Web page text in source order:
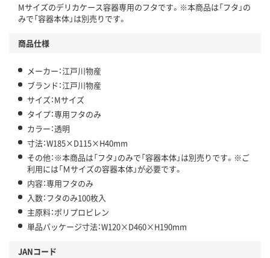
Mサイズのデリカケース容器専用のフタです。※本商品は「フタ」の
みで「容器本体」は別売りです。
商品仕様
メーカー：江戸川物産
ブランド：江戸川物産
サイズ：Mサイズ
タイプ：専用フタのみ
カラー：透明
寸法：W185×D115×H40mm
その他：※本商品は「フタ」のみで「容器本体」は別売りです。※ご
利用には「Ｍサイズの容器本体」が必要です。
内容：専用フタのみ
入数：フタのみ100枚入
主原料：ポリプロピレン
単品パッケージ寸法：W120×D460×H190mm
JANコード